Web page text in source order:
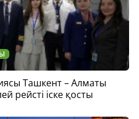
Ташкент – Алматы
рейсті іске қосты